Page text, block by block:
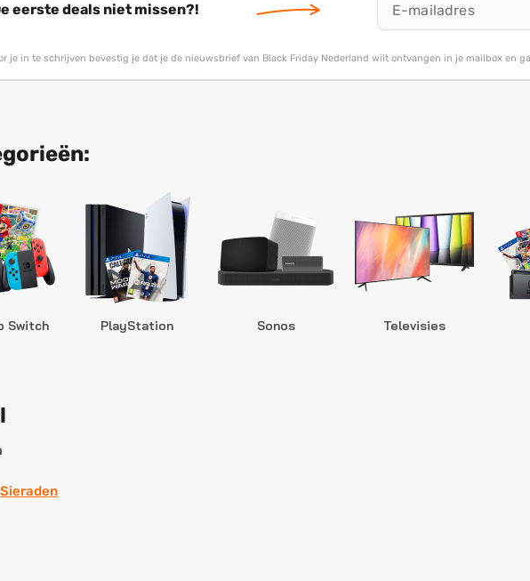
eerste deals niet missen?!
je in te schrijven bevestig je dat je de nieuwsbrief van Black Friday Nederland wilt ontvangen in je mailbox en
Switch PlayStation Sonos Televisies
Sieraden